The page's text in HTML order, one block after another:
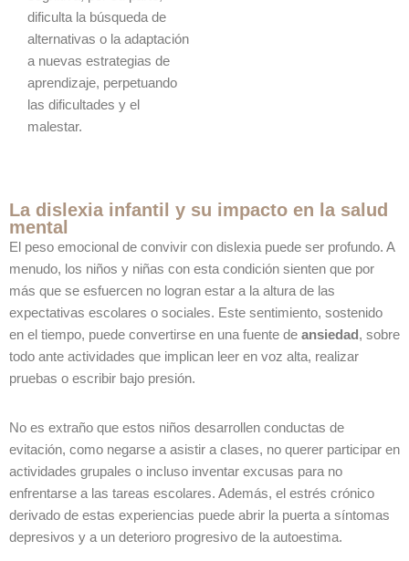
dificulta la búsqueda de
alternativas o la adaptación
a nuevas estrategias de
aprendizaje, perpetuando
las dificultades y el
malestar.
La dislexia infantil y su impacto en la salud
mental
El peso emocional de convivir con dislexia puede ser profundo. A
menudo, los niños y niñas con esta condición sienten que por
más que se esfuercen no logran estar a la altura de las
expectativas escolares o sociales. Este sentimiento, sostenido
en el tiempo, puede convertirse en una fuente de ansiedad , sobre
todo ante actividades que implican leer en voz alta, realizar
pruebas o escribir bajo presión.
No es extraño que estos niños desarrollen conductas de
evitación, como negarse a asistir a clases, no querer participar en
actividades grupales o incluso inventar excusas para no
enfrentarse a las tareas escolares. Además, el estrés crónico
derivado de estas experiencias puede abrir la puerta a síntomas
depresivos y a un deterioro progresivo de la autoestima.